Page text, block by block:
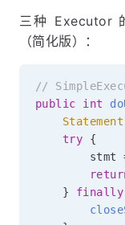
三种 Executor
（简化版）：
//
public
int
Statement
try
{
        stmt
}
finally